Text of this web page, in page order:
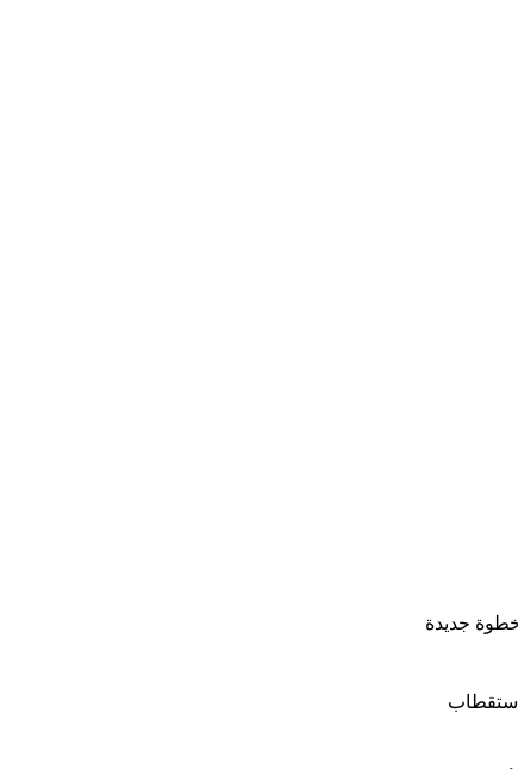
جديدة
استقطاب